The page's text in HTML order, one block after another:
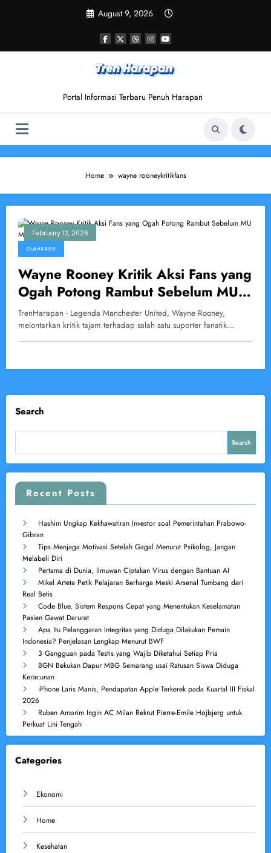
August 9, 2026
Portal Informasi Terbaru Penuh Harapan
Home wayne rooneykritikfans
February 12, 2026
OLAHRAGA
Wayne Rooney Kritik Aksi Fans yang
Ogah Potong Rambut Sebelum MU
Menang 5 Kali Beruntun
TrenHarapan - Legenda Manchester United, Wayne Rooney,
melontarkan kritik tajam terhadap salah satu suporter fanatik…
Search
Search
Recent Posts
Hashim Ungkap Kekhawatiran Investor soal Pemerintahan Prabowo-
Gibran
Tips Menjaga Motivasi Setelah Gagal Menurut Psikolog, Jangan
Melabeli Diri
Pertama di Dunia, Ilmuwan Ciptakan Virus dengan Bantuan AI
Mikel Arteta Petik Pelajaran Berharga Meski Arsenal Tumbang dari
Real Betis
Code Blue, Sistem Respons Cepat yang Menentukan Keselamatan
Pasien Gawat Darurat
Apa Itu Pelanggaran Integritas yang Diduga Dilakukan Pemain
Indonesia? Penjelasan Lengkap Menurut BWF
3 Gangguan pada Testis yang Wajib Diketahui Setiap Pria
BGN Bekukan Dapur MBG Semarang usai Ratusan Siswa Diduga
Keracunan
iPhone Laris Manis, Pendapatan Apple Terkerek pada Kuartal III Fiskal
2026
Ruben Amorim Ingin AC Milan Rekrut Pierre-Emile Hojbjerg untuk
Perkuat Lini Tengah
Categories
Ekonomi
Home
Kesehatan